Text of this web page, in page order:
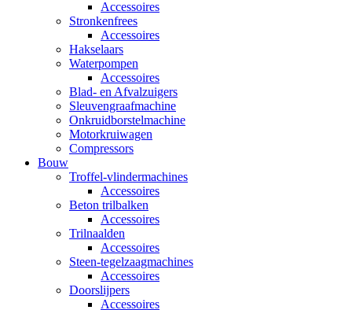
Accessoires
Stronkenfrees
Accessoires
Hakselaars
Waterpompen
Accessoires
Blad- en Afvalzuigers
Sleuvengraafmachine
Onkruidborstelmachine
Motorkruiwagen
Compressors
Bouw
Troffel-vlindermachines
Accessoires
Beton trilbalken
Accessoires
Trilnaalden
Accessoires
Steen-tegelzaagmachines
Accessoires
Doorslijpers
Accessoires